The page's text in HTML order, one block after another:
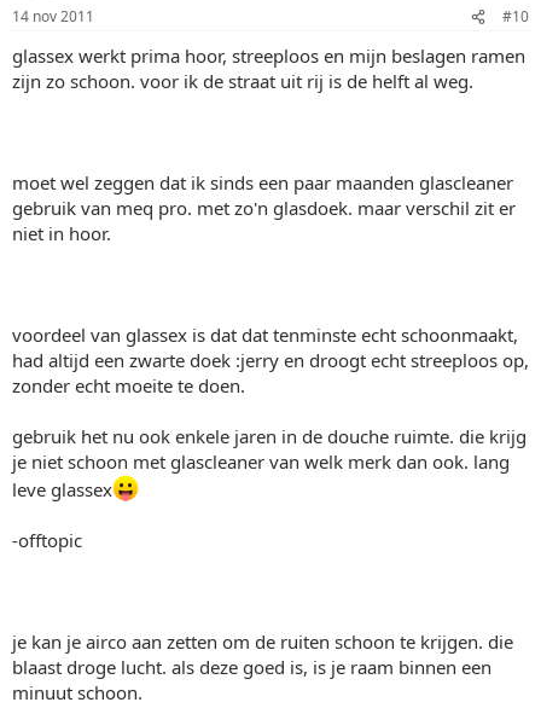
14 nov 2011 #10
glassex werkt prima hoor, streeploos en mijn beslagen ramen
zijn zo schoon. voor ik de straat uit rij is de helft al weg.
moet wel zeggen dat ik sinds een paar maanden glascleaner
gebruik van meq pro. met zo'n glasdoek. maar verschil zit er
niet in hoor.
voordeel van glassex is dat dat tenminste echt schoonmaakt,
had altijd een zwarte doek :jerry en droogt echt streeploos op,
zonder echt moeite te doen.
gebruik het nu ook enkele jaren in de douche ruimte. die krijg
je niet schoon met glascleaner van welk merk dan ook. lang
leve glassex
-offtopic
je kan je airco aan zetten om de ruiten schoon te krijgen. die
blaast droge lucht. als deze goed is, is je raam binnen een
minuut schoon.